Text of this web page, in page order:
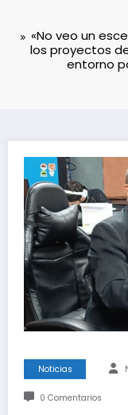
«No veo un
los proyectos
entorno
Noticias
0 Comentarios